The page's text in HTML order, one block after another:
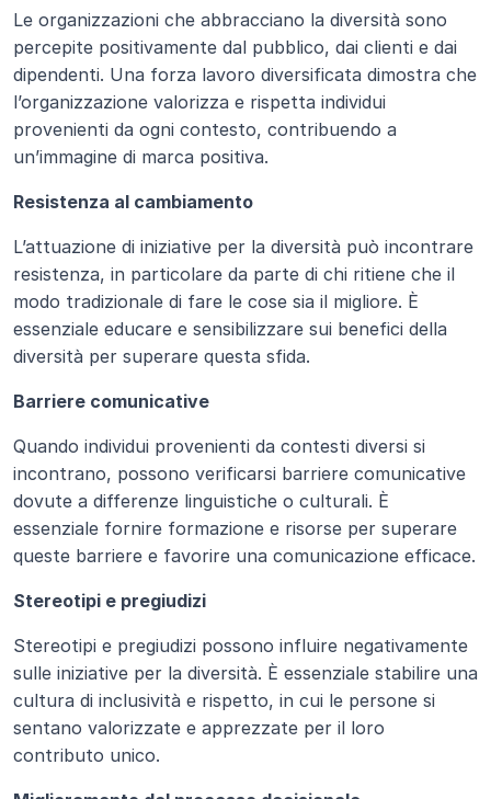
Le organizzazioni che abbracciano la diversità sono
percepite positivamente dal pubblico, dai clienti e dai
dipendenti. Una forza lavoro diversificata dimostra che
l’organizzazione valorizza e rispetta individui
provenienti da ogni contesto, contribuendo a
un’immagine di marca positiva.
Resistenza al cambiamento
L’attuazione di iniziative per la diversità può incontrare
resistenza, in particolare da parte di chi ritiene che il
modo tradizionale di fare le cose sia il migliore. È
essenziale educare e sensibilizzare sui benefici della
diversità per superare questa sfida.
Barriere comunicative
Quando individui provenienti da contesti diversi si
incontrano, possono verificarsi barriere comunicative
dovute a differenze linguistiche o culturali. È
essenziale fornire formazione e risorse per superare
queste barriere e favorire una comunicazione efficace.
Stereotipi e pregiudizi
Stereotipi e pregiudizi possono influire negativamente
sulle iniziative per la diversità. È essenziale stabilire una
cultura di inclusività e rispetto, in cui le persone si
sentano valorizzate e apprezzate per il loro
contributo unico.